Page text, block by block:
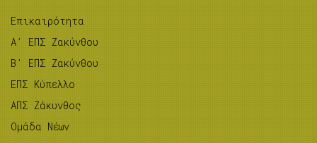
Επικαιρότητα
A’ ΕΠΣ Ζακύνθου
B’ ΕΠΣ Ζακύνθου
ΕΠΣ Κύπελλο
ΑΠΣ Ζάκυνθος
Ομάδα Νέων